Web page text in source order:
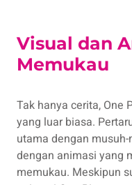
Visual dan
Memukau
Tak hanya cerita, One
yang luar biasa.
utama dengan
dengan animasi yang
memukau. Meskipun